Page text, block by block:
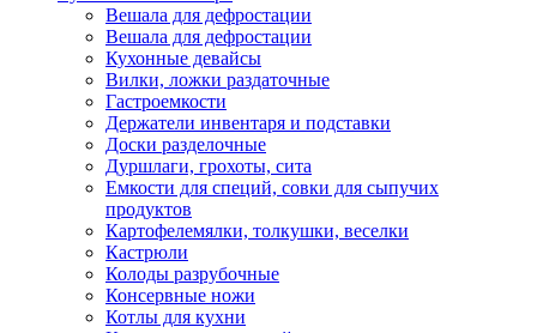
Вешала для дефростации
Вешала для дефростации
Кухонные девайсы
Вилки, ложки раздаточные
Гастроемкости
Держатели инвентаря и подставки
Доски разделочные
Дуршлаги, грохоты, сита
Емкости для специй, совки для сыпучих
продуктов
Картофелемялки, толкушки, веселки
Кастрюли
Колоды разрубочные
Консервные ножи
Котлы для кухни